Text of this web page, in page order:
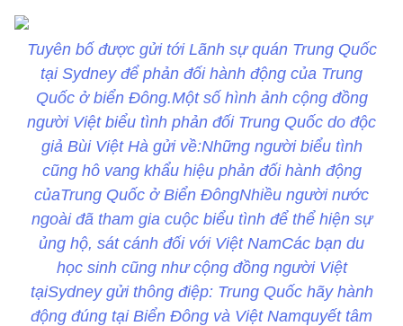
Tuyên bố được gửi tới Lãnh sự quán Trung Quốc
tại Sydney để phản đối hành động của Trung
Quốc ở biển Đông.Một số hình ảnh cộng đồng
người Việt biểu tình phản đối Trung Quốc do độc
giả Bùi Việt Hà gửi về:Những người biểu tình
cũng hô vang khẩu hiệu phản đối hành động
củaTrung Quốc ở Biển ĐôngNhiều người nước
ngoài đã tham gia cuộc biểu tình để thể hiện sự
ủng hộ, sát cánh đối với Việt NamCác bạn du
học sinh cũng như cộng đồng người Việt
tạiSydney gửi thông điệp: Trung Quốc hãy hành
động đúng tại Biển Đông và Việt Namquyết tâm